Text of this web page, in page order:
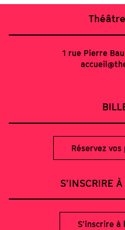
1 rue Pierre
Réservez
S’INSCRIRE
S’inscrire